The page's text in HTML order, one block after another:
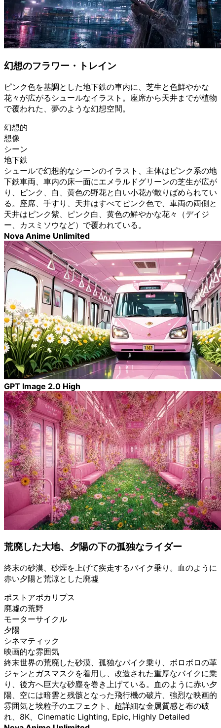
幻想のフラワー・トレイン
ピンク色を基調とした地下鉄の車内に、芝生と色鮮やかな
花々が広がるシュールなイラスト。座席から天井までが植物
で覆われた、夢のような幻想空間。
幻想的
想像
シーン
地下鉄
シュールで幻想的なシーンのイラスト、主体はピンク系の地
下鉄車両、車内の床一面にエメラルドグリーンの芝生が広が
り、ピンク、白、黄色の野花と白い小花が散りばめられてい
る。座席、手すり、天井はすべてピンク色で、車両の両側と
天井はピンク紫、ピンク白、黄色の鮮やかな花々（デイジ
ー、カスミソウなど）で覆われている。
Nova Anime Unlimited
GPT Image 2.0 High
荒廃した大地、夕陽の下の孤独なライダー
終末の砂漠、砂煙を上げて疾走するバイク乗り。血のように
赤い夕陽と荒涼とした廃墟
ポストアポカリプス
廃墟の荒野
モーターサイクル
夕陽
シネマティック
映画的な雰囲気
終末世界の荒廃した砂漠、孤独なバイク乗り、ボロボロの革
ジャンとガスマスクを着用し、改造された重厚なバイクに乗
り、後方へ巨大な砂塵を巻き上げている。血のように赤い夕
陽、空には暗雲と残骸となった飛行機の破片、強烈な映画的
雰囲気と埃粒子のエフェクト、超詳細な金属質感と布の破
れ、8K、Cinematic Lighting, Epic, Highly Detailed